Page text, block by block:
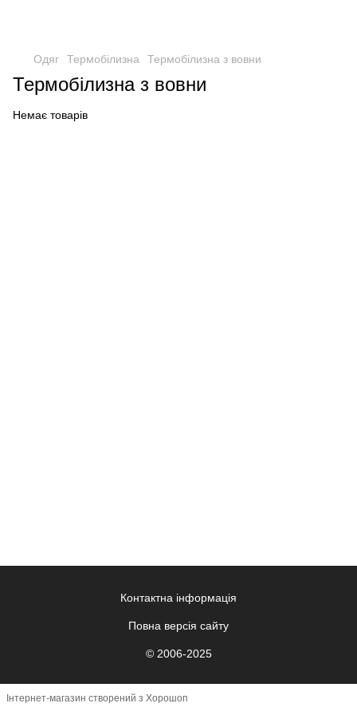
Одяг Термобілизна Термобілизна з вовни
Термобілизна з вовни
Немає товарів
Контактна інформація
Повна версія сайту
© 2006-2025
Інтернет-магазин створений з Хорошоп